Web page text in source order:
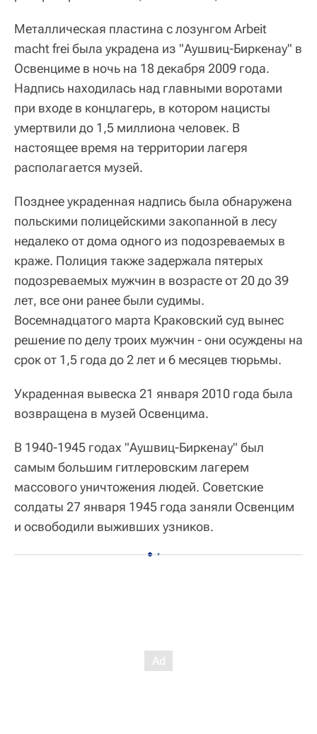
Металлическая пластина с лозунгом Arbeit
macht frei была украдена из "Аушвиц-Биркенау" в
Освенциме в ночь на 18 декабря 2009 года.
Надпись находилась над главными воротами
при входе в концлагерь, в котором нацисты
умертвили до 1,5 миллиона человек. В
настоящее время на территории лагеря
располагается музей.
Позднее украденная надпись была обнаружена
польскими полицейскими закопанной в лесу
недалеко от дома одного из подозреваемых в
краже. Полиция также задержала пятерых
подозреваемых мужчин в возрасте от 20 до 39
лет, все они ранее были судимы.
Восемнадцатого марта Краковский суд вынес
решение по делу троих мужчин - они осуждены на
срок от 1,5 года до 2 лет и 6 месяцев тюрьмы.
Украденная вывеска 21 января 2010 года была
возвращена в музей Освенцима.
В 1940-1945 годах "Аушвиц-Биркенау" был
самым большим гитлеровским лагерем
массового уничтожения людей. Советские
солдаты 27 января 1945 года заняли Освенцим
и освободили выживших узников.